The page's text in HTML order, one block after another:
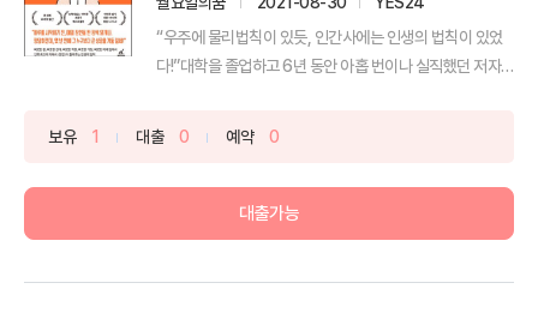
“우주에 물리법칙이 있듯, 인간사에는 인생의 법칙이 있었
다!”대학을 졸업하고 6년 동안 아홉 번이나 실직했던 저자
보유 1 대출 0 예약 0
대출가능